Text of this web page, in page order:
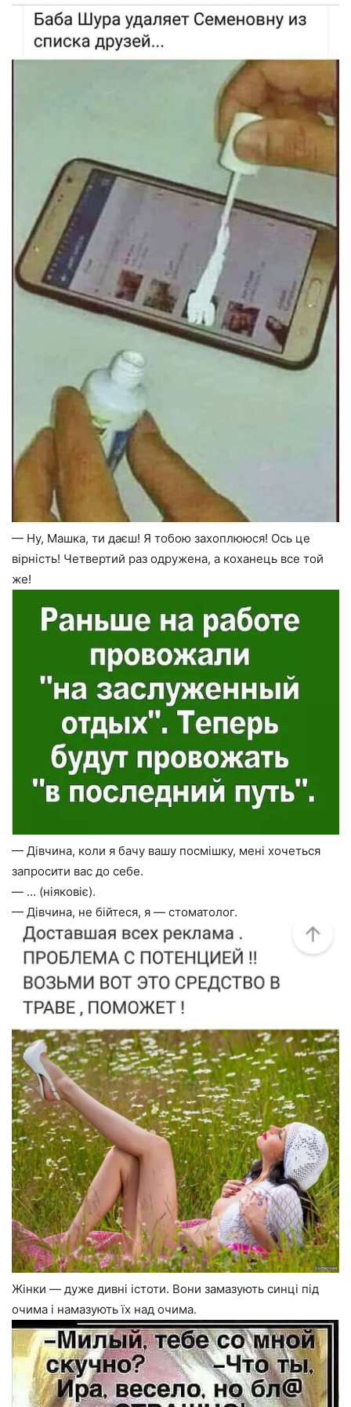
— Ну, Машка, ти даєш! Я тобою захоплююся! Ось це
вірність! Четвертий раз одружена, а коханець все той
же!
— Дівчина, коли я бачу вашу посмішку, мені хочеться
запросити вас до себе.
— … (ніяковіє).
— Дівчина, не бійтеся, я — стоматолог.
Жінки — дуже дивні істоти. Вони замазують синці під
очима і намазують їх над очима.